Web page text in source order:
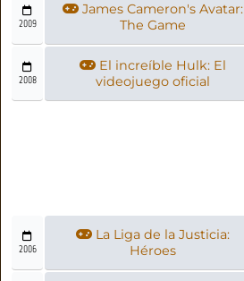
2009
James Cameron's Avatar:
The Game
2008
El increíble Hulk: El
videojuego oficial
2006
La Liga de la Justicia:
Héroes